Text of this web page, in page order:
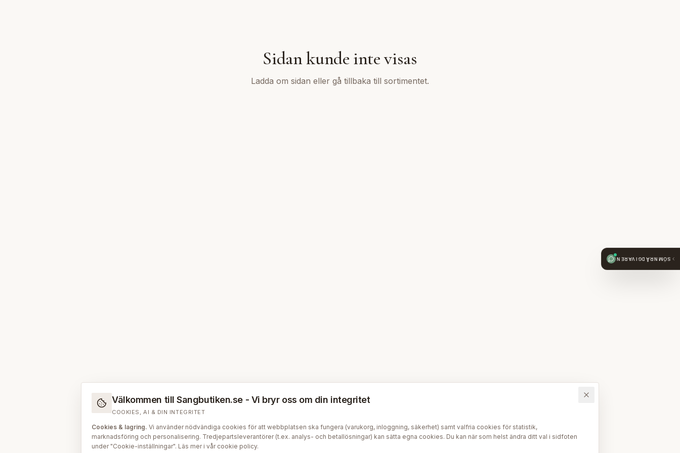
Sidan kunde inte visas
Ladda om sidan eller gå tillbaka till sortimentet.
SÖMNRÅDGIVAREN
Välkommen till Sangbutiken.se - Vi bryr oss om din integritet
COOKIES, AI & DIN INTEGRITET
Cookies & lagring. Vi använder nödvändiga cookies för att webbplatsen ska fungera (varukorg, inloggning, säkerhet) samt valfria cookies för statistik,
marknadsföring och personalisering. Tredjepartsleverantörer (t.ex. analys- och betallösningar) kan sätta egna cookies. Du kan när som helst ändra ditt val i sidfoten
under "Cookie-inställningar". Läs mer i vår cookie policy.